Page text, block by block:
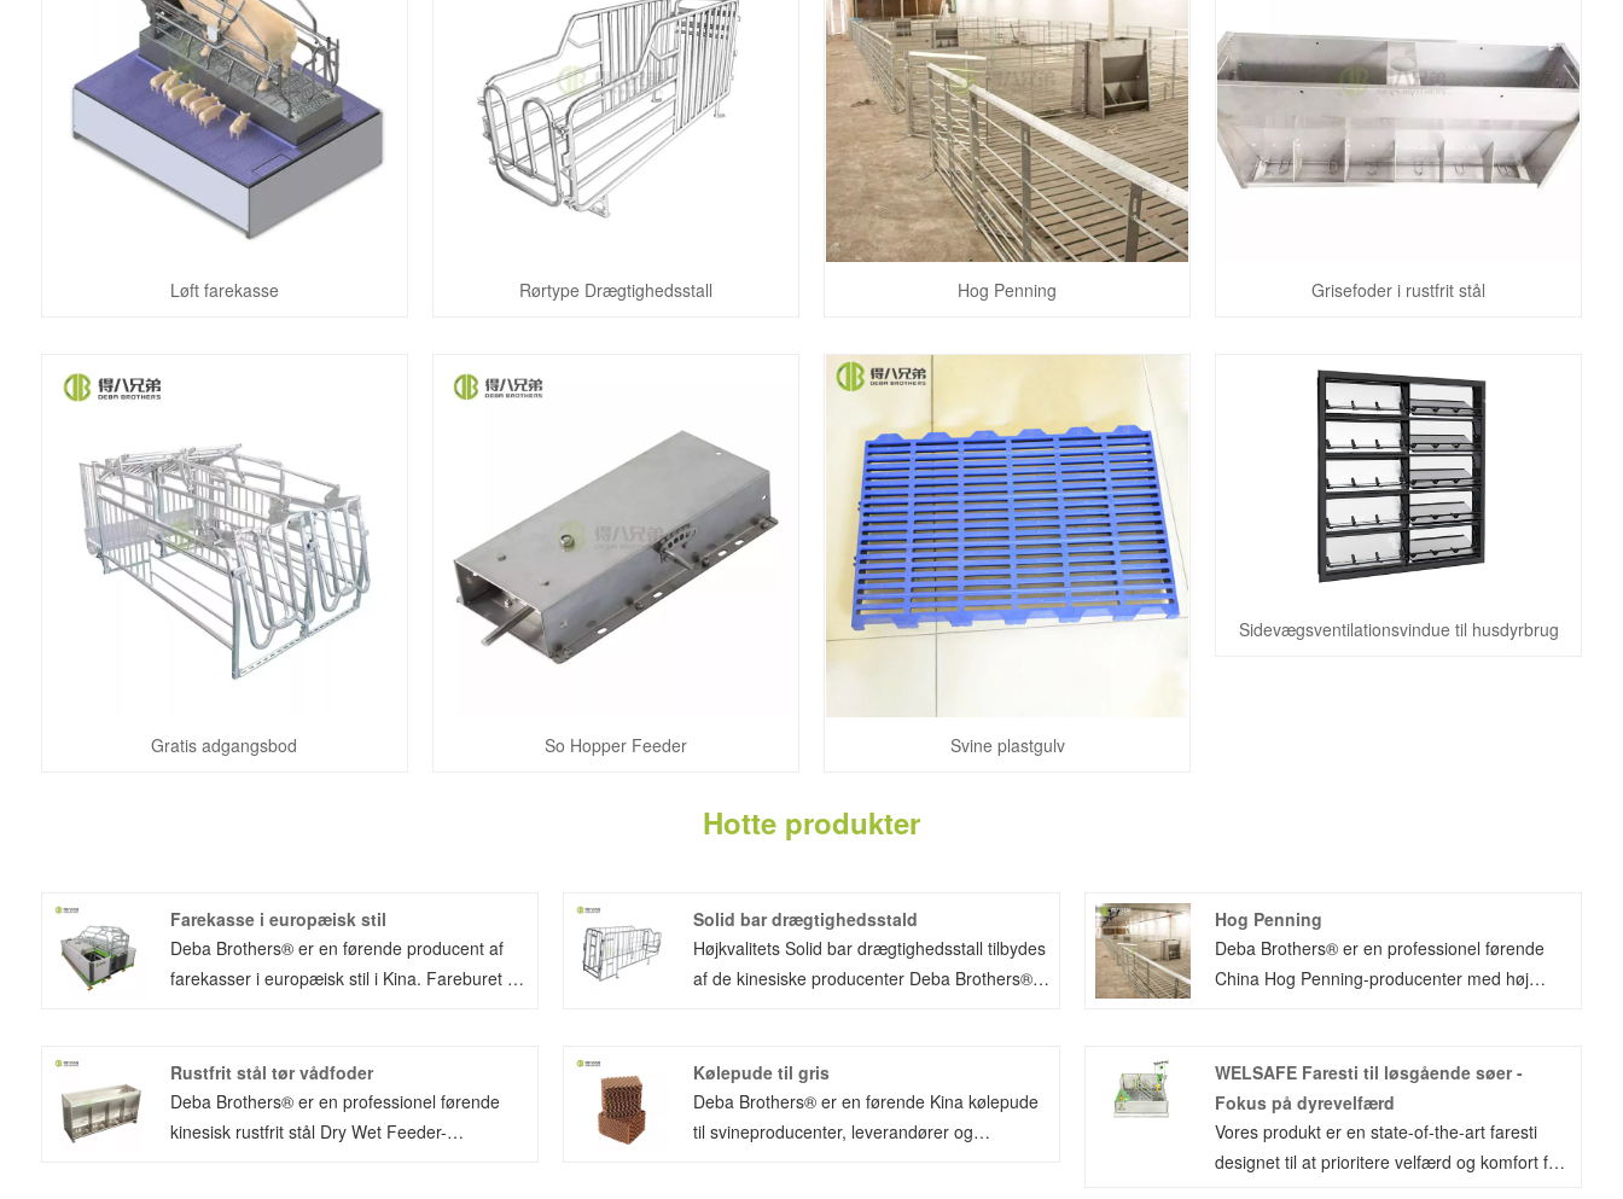
Løft farekasse Rørtype Drægtighedsstall Hog Penning Grisefoder i rustfrit stål
Gratis adgangsbod So Hopper Feeder Svine plastgulv
Sidevægsventilationsvindue til husdyrbrug
Hotte produkter
Farekasse i europæisk stil
Deba Brothers® er en førende producent af
farekasser i europæisk stil i Kina. Fareburet er
populær i så mange år, og blev bevist af
landmændene for sine gode funktioner.
Solid bar drægtighedsstald
Højkvalitets Solid bar drægtighedsstall tilbydes
af de kinesiske producenter Deba Brothers®.
grise, der kræves, og maksimere brugen af ​​
svinestaldplads. Produktet bruger hele
varmgalvaniseringshåndværket, og levetiden
Hog Penning
Deba Brothers® er en professionel førende
China Hog Penning-producenter med høj
nem rengøring og håndtering.
Metalfedningsbåsen er stærk og holdbar.
Slakkekasser er en slags svinekasser til
slagtesvin. Reducerer ophobningen af ​​
Rustfrit stål tør vådfoder
Deba Brothers® er en professionel førende
kinesisk rustfrit stål Dry Wet Feeder-
Kølepude til gris
Deba Brothers® er en førende Kina kølepude
til svineproducenter, leverandører og
WELSAFE Faresti til løsgående søer -
Fokus på dyrevelfærd
Vores produkt er en state-of-the-art faresti
designet til at prioritere velfærd og komfort for